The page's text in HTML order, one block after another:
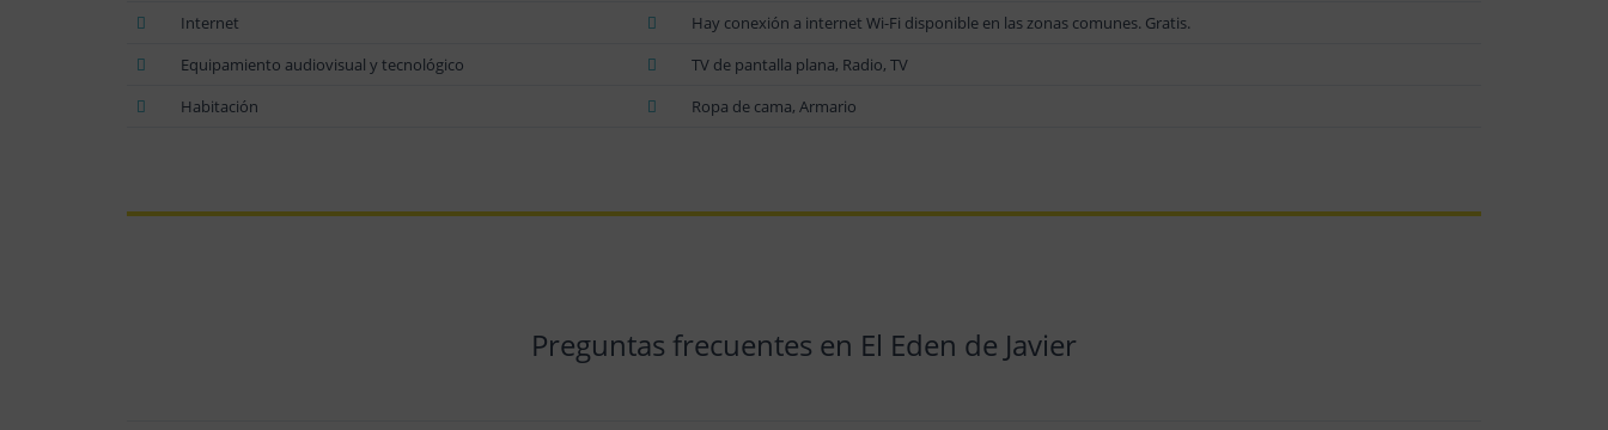
Internet
Hay conexión a internet Wi-Fi disponible en las zonas comunes. Gratis.
Equipamiento audiovisual y tecnológico
TV de pantalla plana, Radio, TV
Habitación
Ropa de cama, Armario
Preguntas frecuentes en El Eden de Javier